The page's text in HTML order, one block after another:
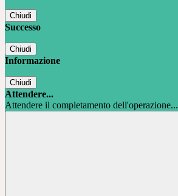
Chiudi
Successo
Chiudi
Informazione
Chiudi
Attendere...
Attendere il completamento dell'operazione...